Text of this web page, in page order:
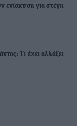
ενίσχυση για στέγη
Τι έχει αλλάξει